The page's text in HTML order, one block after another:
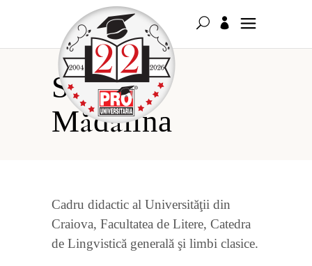
Strechie
Mădălina
Cadru didactic al Universităţii din
Craiova, Facultatea de Litere, Catedra
de Lingvistică generală şi limbi clasice.